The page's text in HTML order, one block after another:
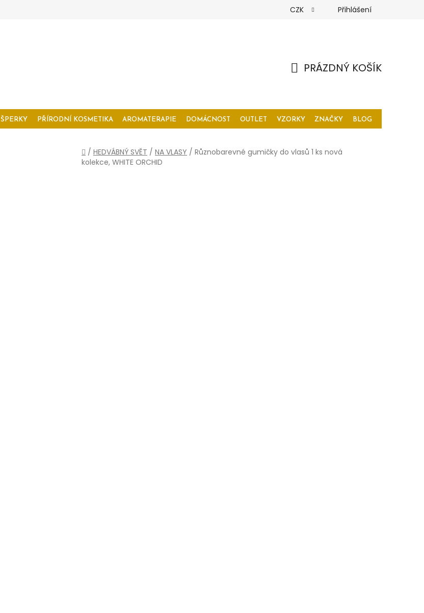
CZK Přihlášení
PRÁZDNÝ KOŠÍK
ŠPERKY PŘÍRODNÍ KOSMETIKA AROMATERAPIE DOMÁCNOST OUTLET VZORKY ZNAČKY BLOG
Domů
/ HEDVÁBNÝ SVĚT / NA VLASY / Různobarevné gumičky do vlasů 1 ks nová
kolekce, WHITE ORCHID